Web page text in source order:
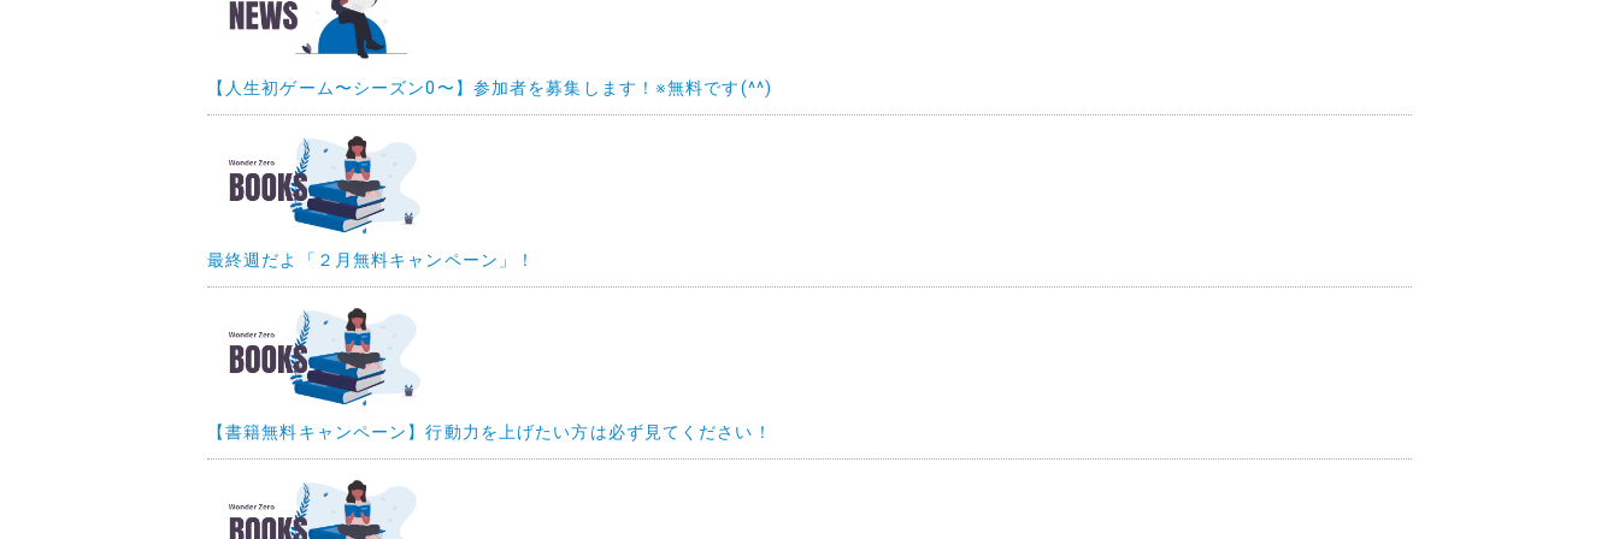
【人生初ゲーム〜シーズン0〜】参加者を募集します！※無料です(^^)
最終週だよ「２月無料キャンペーン」！
【書籍無料キャンペーン】行動力を上げたい方は必ず見てください！